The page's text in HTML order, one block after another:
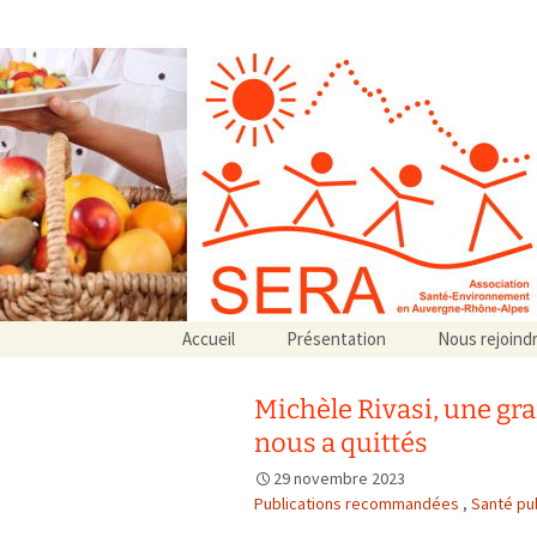
Aller
au
Accueil Présentation
Associations partenaires
Associations adhérentes
Nous
Michèle Rivasi, une
nous a quittés
29 novembre 2023
Publications recommandées , Santé